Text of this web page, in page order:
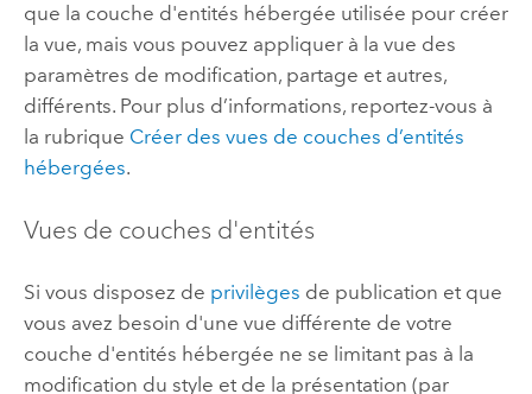
que la couche d'entités hébergée utilisée pour créer
la vue, mais vous pouvez appliquer à la vue des
paramètres de modification, partage et autres,
différents. Pour plus d’informations, reportez-vous à
la rubrique Créer des vues de couches d’entités
hébergées.
Vues de couches d'entités
Si vous disposez de privilèges de publication et que
vous avez besoin d'une vue différente de votre
couche d'entités hébergée ne se limitant pas à la
modification du style et de la présentation (par